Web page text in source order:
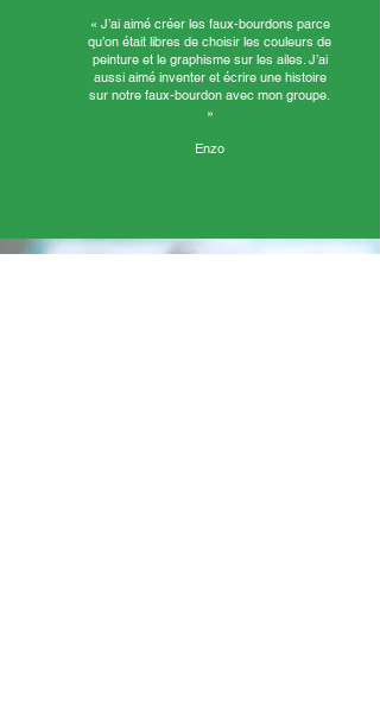
« J’ai aimé créer les faux-bourdons parce
qu’on était libres de choisir les couleurs de
peinture et le graphisme sur les ailes. J’ai
aussi aimé inventer et écrire une histoire
sur notre faux-bourdon avec mon groupe.
»
Enzo